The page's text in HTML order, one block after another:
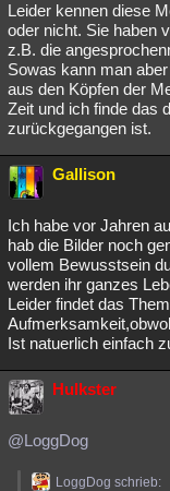
Leider kennen diese
oder nicht. Sie haben
z.B. die
Sowas kann man
aus den Köpfen der
Zeit und ich finde das
zurückgegangen ist.
Gallison
Ich habe vor Jahren
hab die Bilder noch
vollem Bewusstsein
werden ihr ganzes
Leider findet das
Ist natuerlich einfach
Hulkster
@LoggDog
LoggDog schrieb: